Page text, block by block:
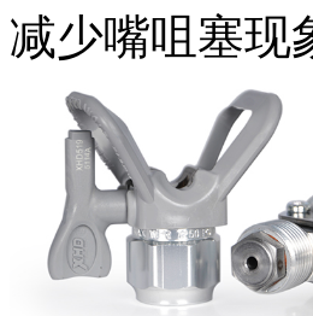
减少嘴咀塞现